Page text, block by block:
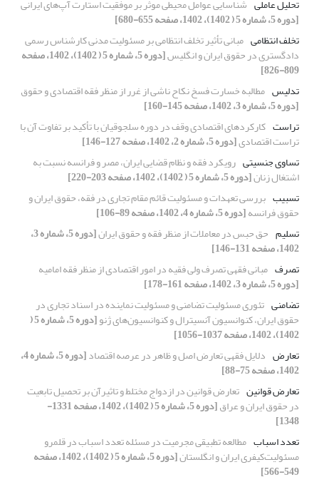
تحلیل عاملی شناسایی عوامل محیطی موثر بر موفقیت استارت آپ‌های ایرانی
[دوره 5، شماره 5 ( 1402)، 1402، صفحه 655-680]
تخلف انتظامی مبانی تأثیر تخلف انتظامی بر مسئولیت مدنی کارشناس رسمی
دادگستری در حقوق ایران و انگلیس [دوره 5، شماره 5 ( 1402)، 1402، صفحه
809-826]
تدلیس مطالبه خسارت فسخ نکاح ناشی از غرر از منظر فقه اقتصادی و حقوق
[دوره 5، شماره 3، 1402، صفحه 145-160]
تراست کارکردهای اقتصادی وقف در دوره سلجوقیان با تأکید بر تفاوت آن با
تراست اقتصادی[دوره 5، شماره 2، 1402، صفحه 127-146]
تساوی جنسیتی رویکرد فقه و نظام قضایی ایران، مصر و فرانسه نسبت به
اشتغال زنان[دوره 5، شماره 5 ( 1402)، 1402، صفحه 203-220]
تسبیب بررسی تعهدات و مسئولیت قائم مقام تجاری در فقه، حقوق ایران و
حقوق فرانسه[دوره 5، شماره 4، 1402، صفحه 89-106]
تسلیم حق حبس در معاملات از منظر فقه و حقوق ایران [دوره 5، شماره 3،
1402، صفحه 131-146]
تصرف مبانی فقهی تصرف ولی فقیه در امور اقتصادی از منظر فقه امامیه
[دوره 5، شماره 3، 1402، صفحه 161-178]
تضامنی تئوری مسئولیت تضامنی و مسئولیت نماینده در اسناد تجاری در
حقوق ایران، کنوانسیون آنسیترال و کنوانسیون‌های ژنو [دوره 5، شماره 5 (
1402)، 1402، صفحه 1037-1056]
تعارض دلایل فقهی تعارض اصل و ظاهر در عرصه اقتصاد [دوره 5، شماره 4،
1402، صفحه 75-88]
تعارض قوانین تعارض قوانین در ازدواج مختلط و تاثیرآن بر تحصیل تابعیت
در حقوق ایران و عراق [دوره 5، شماره 5 ( 1402)، 1402، صفحه 1331-
1348]
تعدد اسباب مطالعه تطبیقی مجرمیت در مسئله تعدد اسباب در قلمرو
مسئولیت‌کیفری ایران و انگلستان [دوره 5، شماره 5 ( 1402)، 1402، صفحه
549-566]